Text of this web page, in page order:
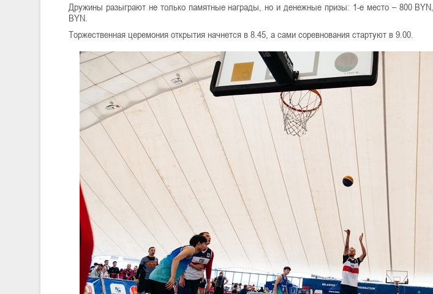
Дружины разыграют не только памятные награды, но и денежные призы: 1-е место – 800
BYN.
Торжественная церемония открытия начнется в 8.45, а сами соревнования стартуют в 9.00.